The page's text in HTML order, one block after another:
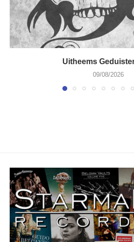
Uitheems
09/08/2026